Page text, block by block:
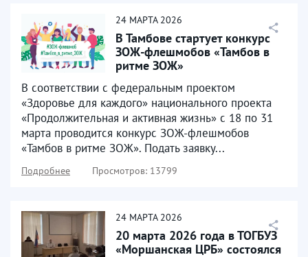
24 МАРТА 2026
В Тамбове стартует конкурс
ЗОЖ-флешмобов «Тамбов в
ритме ЗОЖ»
В соответствии с федеральным проектом
«Здоровье для каждого» национального проекта
«Продолжительная и активная жизнь» с 18 по 31
марта проводится конкурс ЗОЖ-флешмобов
«Тамбов в ритме ЗОЖ». Подать заявку...
Подробнее Просмотров: 13799
24 МАРТА 2026
20 марта 2026 года в ТОГБУЗ
«Моршанская ЦРБ» состоялся